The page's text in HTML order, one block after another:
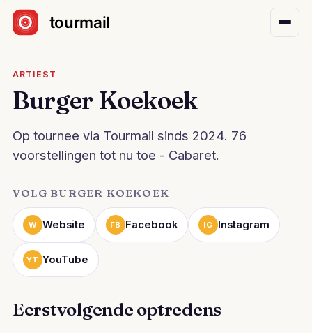
Sla navigatie over
ARTIEST
Burger Koekoek
Op tournee via Tourmail sinds 2024. 76
voorstellingen tot nu toe - Cabaret.
VOLG BURGER KOEKOEK
W Website FB Facebook IG Instagram
YT YouTube
Eerstvolgende optredens